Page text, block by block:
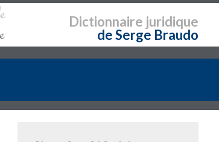
Dictionnaire juridique
de Serge Braudo